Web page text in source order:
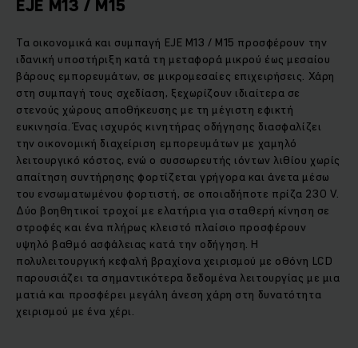
EJE M13 / M15
Τα οικονομικά και συμπαγή EJE M13 / M15 προσφέρουν την
ιδανική υποστήριξη κατά τη μεταφορά μικρού έως μεσαίου
βάρους εμπορευμάτων, σε μικρομεσαίες επιχειρήσεις. Χάρη
στη συμπαγή τους σχεδίαση, ξεχωρίζουν ιδιαίτερα σε
στενούς χώρους αποθήκευσης με τη μέγιστη εφικτή
ευκινησία. Ένας ισχυρός κινητήρας οδήγησης διασφαλίζει
την οικονομική διαχείριση εμπορευμάτων με χαμηλό
λειτουργικό κόστος, ενώ ο συσσωρευτής ιόντων λιθίου χωρίς
απαίτηση συντήρησης φορτίζεται γρήγορα και άνετα μέσω
του ενσωματωμένου φορτιστή, σε οποιαδήποτε πρίζα 230 V.
Δύο βοηθητικοί τροχοί με ελατήρια για σταθερή κίνηση σε
στροφές και ένα πλήρως κλειστό πλαίσιο προσφέρουν
υψηλό βαθμό ασφάλειας κατά την οδήγηση. Η
πολυλειτουργική κεφαλή βραχίονα χειρισμού με οθόνη LCD
παρουσιάζει τα σημαντικότερα δεδομένα λειτουργίας με μια
ματιά και προσφέρει μεγάλη άνεση χάρη στη δυνατότητα
χειρισμού με ένα χέρι.